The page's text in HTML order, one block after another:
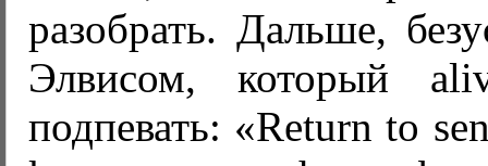
разобрать. Дальше,
Элвисом, который
подпевать: «Return to